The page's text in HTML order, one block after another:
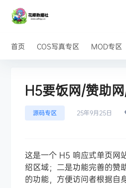
首页 COS写真专区 MOD专区
H5要饭网/赞助
源码专区 25年9月25日
这是一个 H5 响应式单页网
绍区域；二是功能完善的赞
的功能，方便访问者根据自